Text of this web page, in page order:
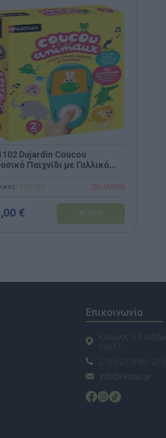
Dujardin Coucou
Παιχνίδι με Γαλλικά
431102 DUJARDIN
€
Επικοινωνία
Κάνιγγος 5
10677
210-5237595 -
info@kleidas.gr